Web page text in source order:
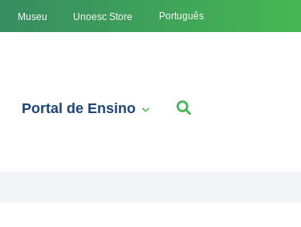
Museu Unoesc Store Português
Portal de Ensino